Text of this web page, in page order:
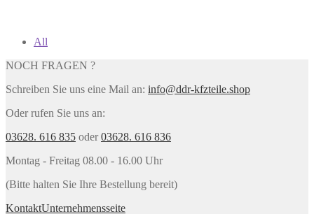
All
NOCH FRAGEN ?
Schreiben Sie uns eine Mail an: info@ddr-kfzteile.shop
Oder rufen Sie uns an:
03628. 616 835 oder03628. 616 836
Montag - Freitag 08.00 - 16.00 Uhr
(Bitte halten Sie Ihre Bestellung bereit)
KontaktUnternehmensseite